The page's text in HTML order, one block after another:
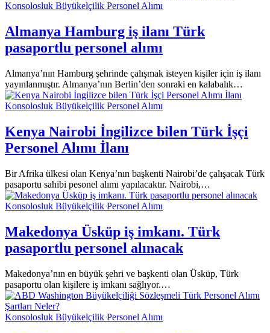
Konsolosluk Büyükelçilik Personel Alımı
Almanya Hamburg iş ilanı Türk
pasaportlu personel alımı
Almanya’nın Hamburg şehrinde çalışmak isteyen kişiler için iş ilanı
yayınlanmıştır. Almanya’nın Berlin’den sonraki en kalabalık…
Konsolosluk Büyükelçilik Personel Alımı
Kenya Nairobi İngilizce bilen Türk İşçi
Personel Alımı İlanı
Bir Afrika ülkesi olan Kenya’nın başkenti Nairobi’de çalışacak Türk
pasaportu sahibi pesonel alımı yapılacaktır. Nairobi,…
Konsolosluk Büyükelçilik Personel Alımı
Makedonya Üsküp iş imkanı. Türk
pasaportlu personel alınacak
Makedonya’nın en büyük şehri ve başkenti olan Üsküp, Türk
pasaportu olan kişilere iş imkanı sağlıyor.…
Konsolosluk Büyükelçilik Personel Alımı